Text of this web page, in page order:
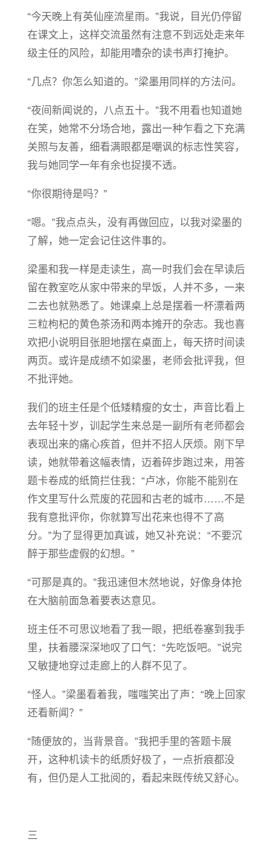
“今天晚上有英仙座流星雨。”我说，目光仍停留
在课文上，这样交流虽然有注意不到远处走来年
级主任的风险，却能用嘈杂的读书声打掩护。
“几点？你怎么知道的。”梁墨用同样的方法问。
“夜间新闻说的，八点五十。”我不用看也知道她
在笑，她常不分场合地，露出一种乍看之下充满
关照与友善，细看满眼都是嘲讽的标志性笑容，
我与她同学一年有余也捉摸不透。
“你很期待是吗？”
“嗯。”我点点头，没有再做回应，以我对梁墨的
了解，她一定会记住这件事的。
梁墨和我一样是走读生，高一时我们会在早读后
留在教室吃从家中带来的早饭，人并不多，一来
二去也就熟悉了。她课桌上总是摆着一杯漂着两
三粒枸杞的黄色茶汤和两本摊开的杂志。我也喜
欢把小说明目张胆地摆在桌面上，每天挤时间读
两页。或许是成绩不如梁墨，老师会批评我，但
不批评她。
我们的班主任是个低矮精瘦的女士，声音比看上
去年轻十岁，训起学生来总是一副所有老师都会
表现出来的痛心疾首，但并不招人厌烦。刚下早
读，她就带着这幅表情，迈着碎步跑过来，用答
题卡卷成的纸筒拦住我：“卢冰，你能不能别在
作文里写什么荒废的花园和古老的城市……不是
我有意批评你，你就算写出花来也得不了高
分。”为了显得更加真诚，她又补充说：“不要沉
醉于那些虚假的幻想。”
“可那是真的。”我迅速但木然地说，好像身体抢
在大脑前面急着要表达意见。
班主任不可思议地看了我一眼，把纸卷塞到我手
里，扶着腰深深地叹了口气：“先吃饭吧。”说完
又敏捷地穿过走廊上的人群不见了。
“怪人。”梁墨看着我，嗤嗤笑出了声：“晚上回家
还看新闻？”
“随便放的，当背景音。”我把手里的答题卡展
开，这种机读卡的纸质好极了，一点折痕都没
有，但仍是人工批阅的，看起来既传统又舒心。
三